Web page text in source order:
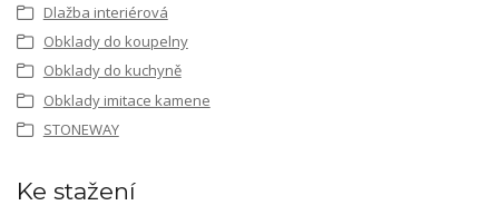
Dlažba interiérová
Obklady do koupelny
Obklady do kuchyně
Obklady imitace kamene
STONEWAY
Ke stažení